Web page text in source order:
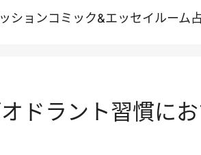
ションコミック&エッセイルーム
ドラント習慣に